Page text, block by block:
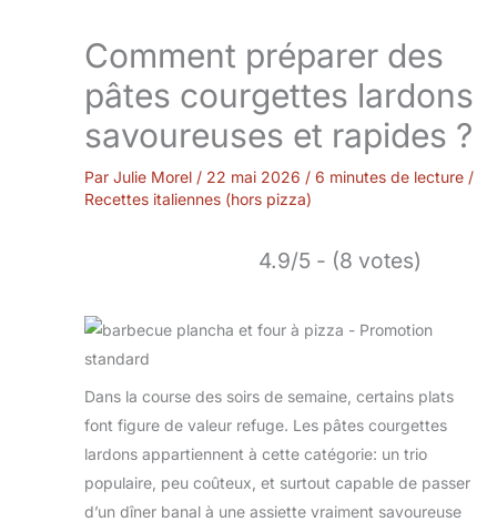
Comment préparer des
pâtes courgettes lardons
savoureuses et rapides ?
Par Julie Morel / 22 mai 2026 / 6 minutes de lecture /
Recettes italiennes (hors pizza)
4.9/5 - (8 votes)
Dans la course des soirs de semaine, certains plats
font figure de valeur refuge. Les pâtes courgettes
lardons appartiennent à cette catégorie: un trio
populaire, peu coûteux, et surtout capable de passer
d’un dîner banal à une assiette vraiment savoureuse